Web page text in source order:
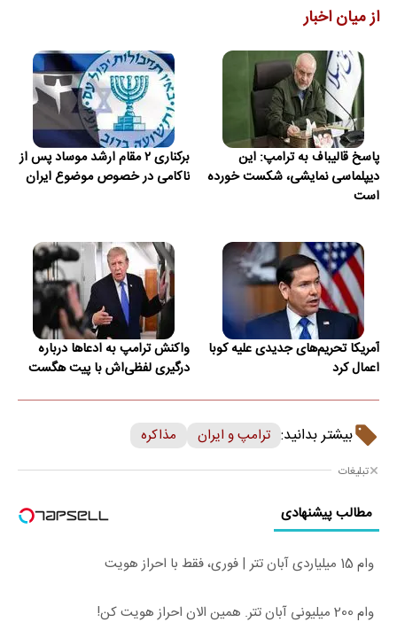
از میان اخبار
پاسخ قالیباف به ترامپ: این
دیپلماسی نمایشی، شکست خورده
است
برکناری ۲ مقام ارشد موساد پس از
ناکامی در خصوص موضوع ایران
آمریکا تحریم‌های جدیدی علیه کوبا
اعمال کرد
واکنش ترامپ به ادعاها درباره
درگیری لفظی‌اش با پیت هگست
بیشتر بدانید: ترامپ و ایران مذاکره
تبلیغات
مطالب پیشنهادی
وام 15 میلیاردی آبان تتر | فوری، فقط با احراز هویت
وام 200 میلیونی آبان تتر. همین الان احراز هویت کن!